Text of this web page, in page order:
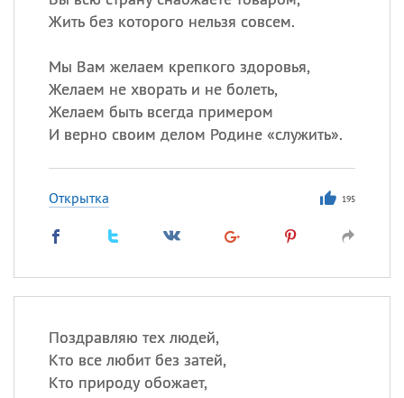
Жить без которого нельзя совсем.
Мы Вам желаем крепкого здоровья,
Желаем не хворать и не болеть,
Желаем быть всегда примером
И верно своим делом Родине «служить».
Открытка 195
Поздравляю тех людей,
Кто все любит без затей,
Кто природу обожает,